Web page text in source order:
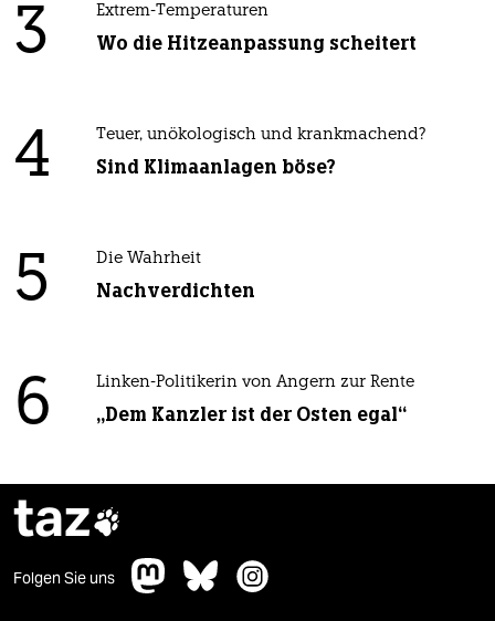
3 Extrem-Temperaturen
Wo die Hitzeanpassung scheitert
4 Teuer, unökologisch und krankmachend?
Sind Klimaanlagen böse?
5 Die Wahrheit
Nachverdichten
6 Linken-Politikerin von Angern zur Rente
„Dem Kanzler ist der Osten egal“
taz
Folgen Sie uns